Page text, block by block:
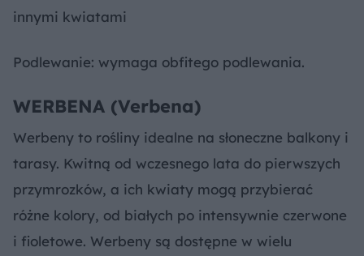
innymi kwiatami
Podlewanie: wymaga obfitego podlewania.
WERBENA (Verbena)
Werbeny to rośliny idealne na słoneczne balkony i
tarasy. Kwitną od wczesnego lata do pierwszych
przymrozków, a ich kwiaty mogą przybierać
różne kolory, od białych po intensywnie czerwone
i fioletowe. Werbeny są dostępne w wielu